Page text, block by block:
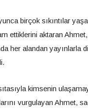
birçok sıkıntılar
ettiklerini aktaran
her alandan yayınlarla
kimsenin
vurgulayan Ahmet,